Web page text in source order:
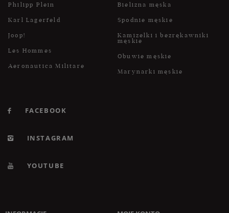
Philipp Plein
Karl Lagerfeld
Joop!
Les Hommes
Aeronautica Militare
Bielizna męska
Spodnie męskie
Kamizelki i bezrękawniki
męskie
Obuwie męskie
Marynarki męskie
FACEBOOK
INSTAGRAM
YOUTUBE